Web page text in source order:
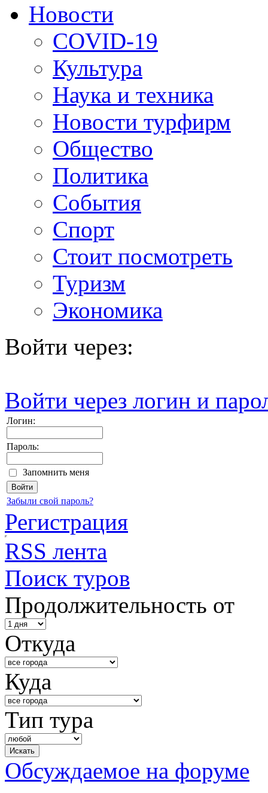
Новости
COVID-19
Культура
Наука и техника
Новости турфирм
Общество
Политика
События
Спорт
Стоит посмотреть
Туризм
Экономика
Войти через:
Войти через логин и
Логин:
Пароль:
Запомнить меня
Забыли свой пароль?
Регистрация
RSS лента
Поиск туров
Продолжительность от
Откуда
Куда
Тип тура
Обсуждаемое на форуме